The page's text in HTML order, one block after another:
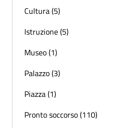
Cultura (5)
Istruzione (5)
Museo (1)
Palazzo (3)
Piazza (1)
Pronto soccorso (110)